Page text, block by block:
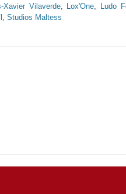
Xavier Vilaverde, Lox'One, Ludo
, Studios Maltess